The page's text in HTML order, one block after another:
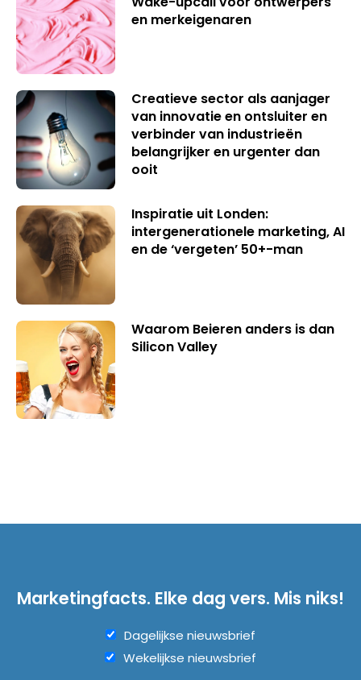
en merkeigenaren
Creatieve sector als aanjager
van innovatie en ontsluiter en
verbinder van industrieën
belangrijker en urgenter dan
ooit
Inspiratie uit Londen:
intergenerationele marketing, AI
en de ‘vergeten’ 50+-man
Waarom Beieren anders is dan
Silicon Valley
Marketingfacts. Elke dag vers. Mis niks!
Dagelijkse nieuwsbrief
Wekelijkse nieuwsbrief